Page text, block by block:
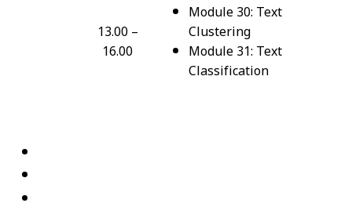
13.00 –
16.00
Module 30: Text
Clustering
Module 31: Text
Classification